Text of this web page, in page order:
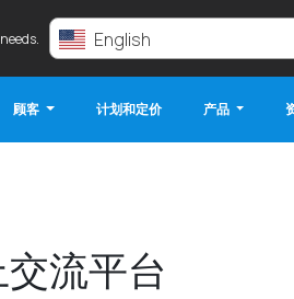
English
顾客 计划和定价 产品
流平台